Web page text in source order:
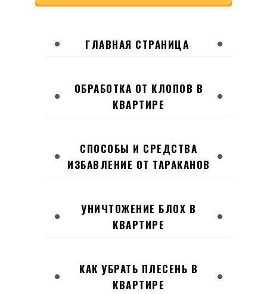
ГЛАВНАЯ СТРАНИЦА
ОБРАБОТКА ОТ КЛОПОВ В
КВАРТИРЕ
СПОСОБЫ И СРЕДСТВА
ИЗБАВЛЕНИЕ ОТ ТАРАКАНОВ
УНИЧТОЖЕНИЕ БЛОХ В
КВАРТИРЕ
КАК УБРАТЬ ПЛЕСЕНЬ В
КВАРТИРЕ